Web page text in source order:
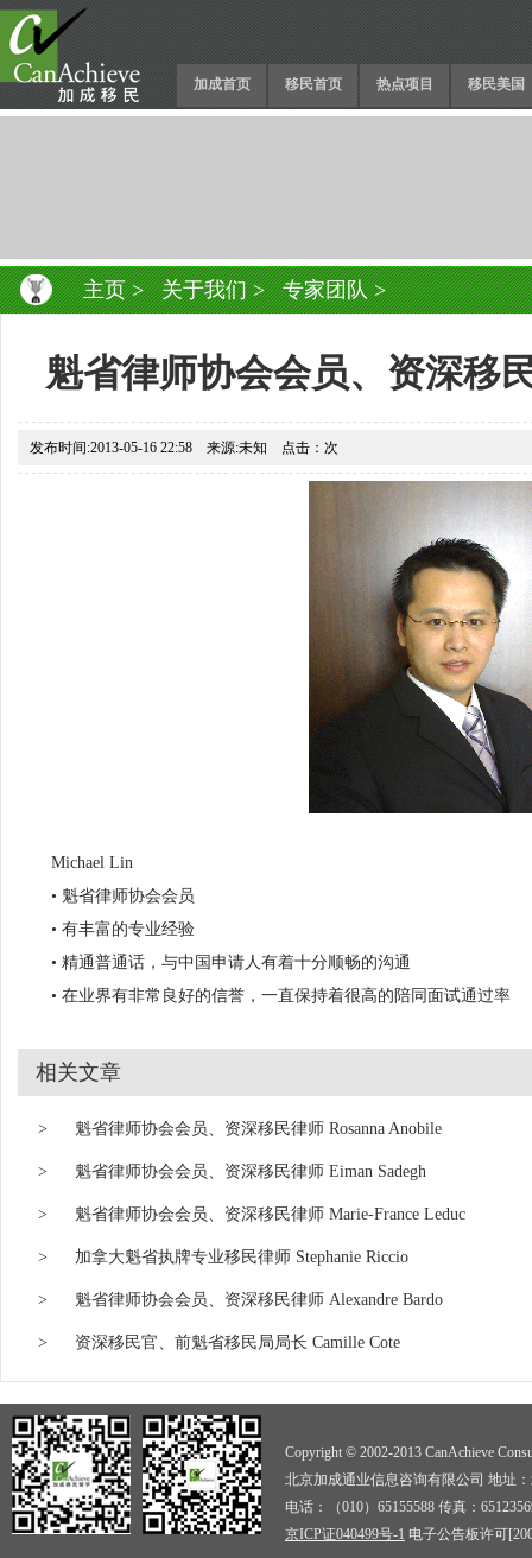
加成首页 移民首页 热点项目 移民美国
主页> 关于我们> 专家团队>
魁省律师协会会员、资深移
发布时间:2013-05-16 22:58 来源:未知 点击： 次
Michael Lin
• 魁省律师协会会员
• 有丰富的专业经验
• 精通普通话，与中国申请人有着十分顺畅的沟通
• 在业界有非常良好的信誉，一直保持着很高的陪同面试通过率
相关文章
> 魁省律师协会会员、资深移民律师 Rosanna Anobile
> 魁省律师协会会员、资深移民律师 Eiman Sadegh
> 魁省律师协会会员、资深移民律师 Marie-France Leduc
> 加拿大魁省执牌专业移民律师 Stephanie Riccio
> 魁省律师协会会员、资深移民律师 Alexandre Bardo
> 资深移民官、前魁省移民局局长 Camille Cote
Copyright © 2002-2013 CanAchieve
北京加成通业信息咨询有限公司 地址
电话：（010）65155588 传真：
京ICP证040499号-1 电子公告板许可